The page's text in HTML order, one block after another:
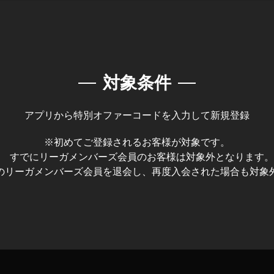
対象条件
アプリから特別オファーコードを入力して新規登録
※初めてご登録されるお客様が対象です。
すでにリーガメンバーズ会員のお客様は対象外となります。
リーガメンバーズ会員を退会し、再度入会された場合も対象